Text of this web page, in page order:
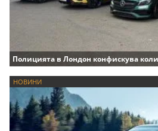
Полицията в Лондон конфискува
НОВИНИ